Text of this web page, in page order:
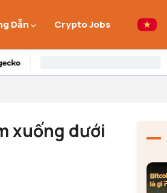
Dẫn Crypto Jobs
xuống dưới